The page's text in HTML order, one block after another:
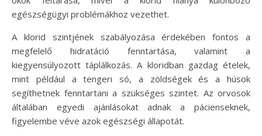
egészségügyi problémákhoz vezethet.
A klorid szintjének szabályozása érdekében fontos a
megfelelő hidratáció fenntartása, valamint a
kiegyensúlyozott táplálkozás. A kloridban gazdag ételek,
mint például a tengeri só, a zöldségek és a húsok
segíthetnek fenntartani a szükséges szintet. Az orvosok
általában egyedi ajánlásokat adnak a pácienseknek,
figyelembe véve azok egészségi állapotát.